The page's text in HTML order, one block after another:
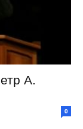
А.
0